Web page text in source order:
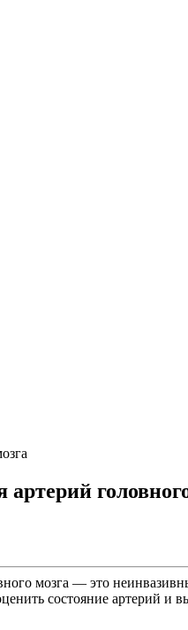
мозга — это
состояние артерий